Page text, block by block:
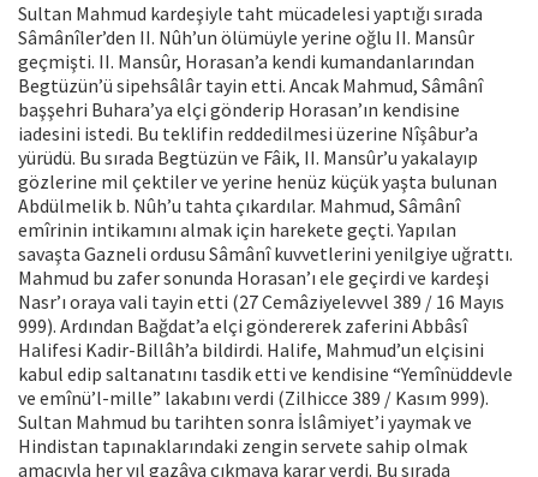
Sultan Mahmud kardeşiyle taht mücadelesi yaptığı sırada
Sâmânîler’den II. Nûh’un ölümüyle yerine oğlu II. Mansûr
geçmişti. II. Mansûr, Horasan’a kendi kumandanlarından
Begtüzün’ü sipehsâlâr tayin etti. Ancak Mahmud, Sâmânî
başşehri Buhara’ya elçi gönderip Horasan’ın kendisine
iadesini istedi. Bu teklifin reddedilmesi üzerine Nîşâbur’a
yürüdü. Bu sırada Begtüzün ve Fâik, II. Mansûr’u yakalayıp
gözlerine mil çektiler ve yerine henüz küçük yaşta bulunan
Abdülmelik b. Nûh’u tahta çıkardılar. Mahmud, Sâmânî
emîrinin intikamını almak için harekete geçti. Yapılan
savaşta Gazneli ordusu Sâmânî kuvvetlerini yenilgiye uğrattı.
Mahmud bu zafer sonunda Horasan’ı ele geçirdi ve kardeşi
Nasr’ı oraya vali tayin etti (27 Cemâziyelevvel 389 / 16 Mayıs
999). Ardından Bağdat’a elçi göndererek zaferini Abbâsî
Halifesi Kadir-Billâh’a bildirdi. Halife, Mahmud’un elçisini
kabul edip saltanatını tasdik etti ve kendisine “Yemînüddevle
ve emînü’l-mille” lakabını verdi (Zilhicce 389 / Kasım 999).
Sultan Mahmud bu tarihten sonra İslâmiyet’i yaymak ve
Hindistan tapınaklarındaki zengin servete sahip olmak
amacıyla her yıl gazâya çıkmaya karar verdi. Bu sırada